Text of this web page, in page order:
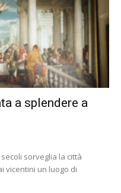
a splendere a
sorveglia la città
vicentini un luogo di